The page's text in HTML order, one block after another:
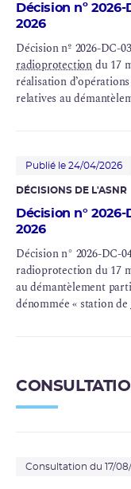
Décision nº 2026-
2026
Décision nº 2026-DC-
radioprotectiondu 17
réalisation
relatives au
Publié le 24/04/2026
DÉCISIONS DE L'ASNR
Décision n° 2026-
2026
Décision n° 2026-DC-
radioprotection du 17
au démantèlement
dénommée « station de
Consultation du 17/